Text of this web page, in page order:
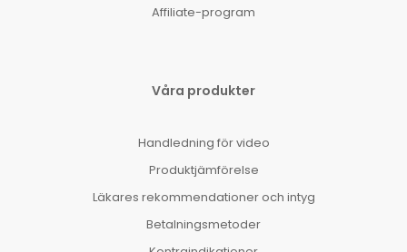
Affiliate-program
Våra produkter
Handledning för video
Produktjämförelse
Läkares rekommendationer och intyg
Betalningsmetoder